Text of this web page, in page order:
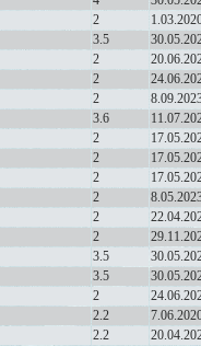
2
3.5
2
2
2
3.6
2
2
2
2
2
2
3.5
3.5
2
2.2
2.2